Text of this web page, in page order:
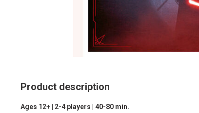
Product description
Ages 12+ | 2-4 players | 40-80 min.